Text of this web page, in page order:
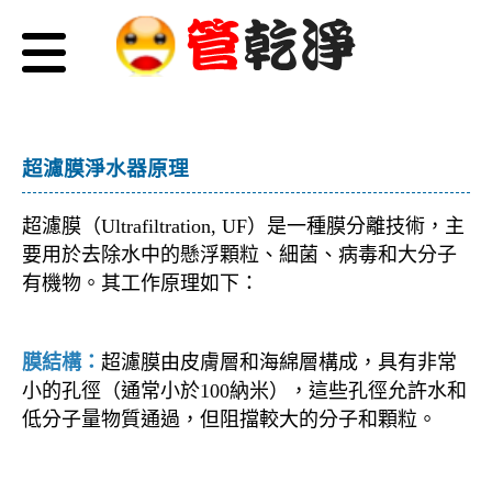
超濾膜淨水器原理
超濾膜（Ultrafiltration, UF）是一種膜分離技術，主
要用於去除水中的懸浮顆粒、細菌、病毒和大分子
有機物。其工作原理如下：
膜結構： 超濾膜由皮膚層和海綿層構成，具有非常
小的孔徑（通常小於100納米），這些孔徑允許水和
低分子量物質通過，但阻擋較大的分子和顆粒。